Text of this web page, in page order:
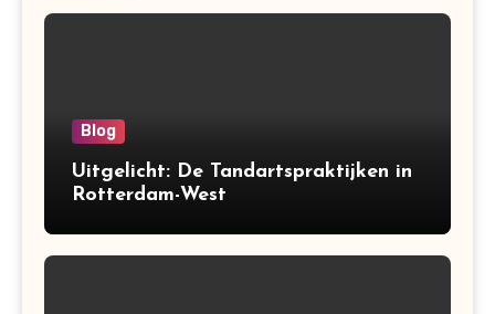
Blog
Uitgelicht: De Tandartspraktijken in
Rotterdam-West